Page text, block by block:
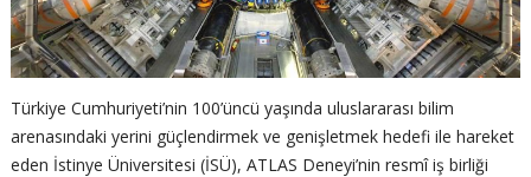
Türkiye Cumhuriyeti’nin 100’üncü yaşında uluslararası bilim
arenasındaki yerini güçlendirmek ve genişletmek hedefi ile hareket
eden İstinye Üniversitesi (İSÜ), ATLAS Deneyi’nin resmî iş birliği